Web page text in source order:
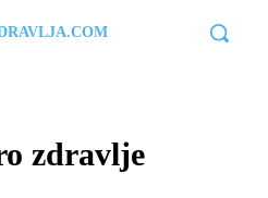
zdravlje